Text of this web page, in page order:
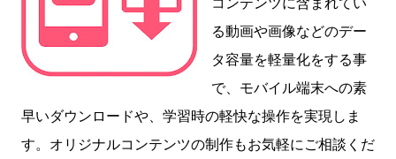
コンテンツに含まれてい
る動画や画像などのデー
タ容量を軽量化をする事
で、モバイル端末への素
早いダウンロードや、学習時の軽快な操作を実現しま
す。オリジナルコンテンツの制作もお気軽にご相談くだ